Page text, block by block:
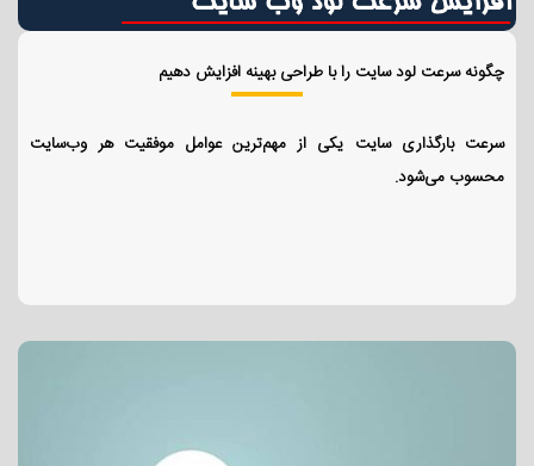
چگونه سرعت لود سایت را با طراحی بهینه افزایش دهیم
سرعت بارگذاری سایت یکی از مهم‌ترین عوامل موفقیت هر وب‌سایت
محسوب می‌شود.